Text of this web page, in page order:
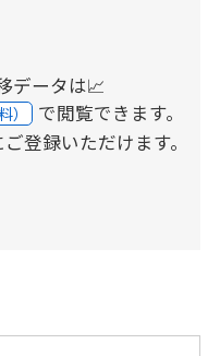
データは📈
） で閲覧できます。
登録いただけます。